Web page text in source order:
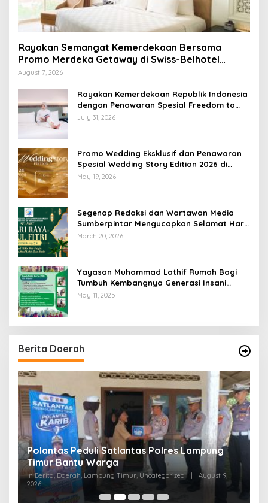
Rayakan Semangat Kemerdekaan Bersama
Promo Merdeka Getaway di Swiss-Belhotel
Lampung
August 7, 2026
Rayakan Kemerdekaan Republik Indonesia
dengan Penawaran Spesial Freedom to
Relax di Holiday Inn Lampung Bukit Randu
July 31, 2026
Promo Wedding Eksklusif dan Penawaran
Spesial Wedding Story Edition 2026 di
Swiss-Belhotel Lampung
May 19, 2026
Segenap Redaksi dan Wartawan Media
Sumberpintar Mengucapkan Selamat Hari
Raya Idul Fitri 1447 Hijriyah / 2026 M
March 20, 2026
Yayasan Muhammad Lathif Rumah Bagi
Tumbuh Kembangnya Generasi Insani
Cerdas dan Berkarakter
May 11, 2025
Berita Daerah
Polantas Peduli Satlantas Polres Lampung
Timur Bantu Warga ‎
In Berita, Daerah, Lampung Timur, Uncategorized |
August 9,
2026